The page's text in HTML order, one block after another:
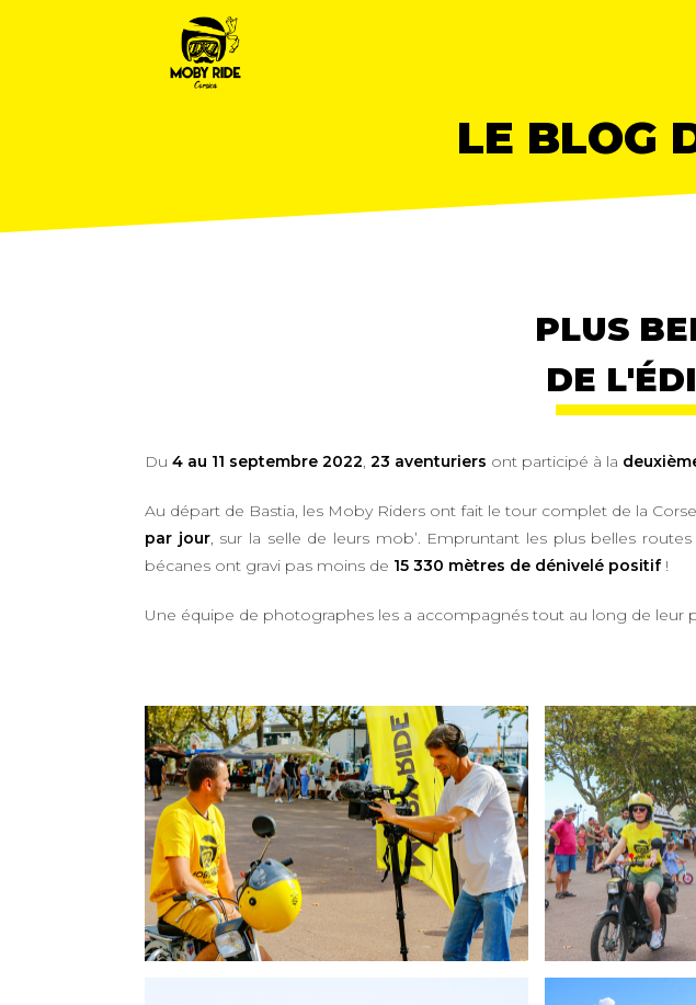
LE BLOG
PLUS
DE
Du 4 au 11 septembre 2022 23 aventuriers ont participé à la
Au départ de Bastia, les Moby Riders ont fait le tour complet de la
par jour, sur la selle de leurs mob’. Empruntant les plus belles
bécanes ont gravi pas moins de 15 330 mètres de dénivelé positif!
Une équipe de photographes les a accompagnés tout au long de